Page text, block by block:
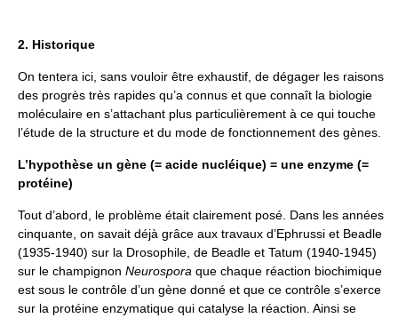
2. Historique
On tentera ici, sans vouloir être exhaustif, de dégager les raisons
des progrès très rapides qu’a connus et que connaît la biologie
moléculaire en s’attachant plus particulièrement à ce qui touche
l’étude de la structure et du mode de fonctionnement des gènes.
L’hypothèse un gène (= acide nucléique) = une enzyme (=
protéine)
Tout d’abord, le problème était clairement posé. Dans les années
cinquante, on savait déjà grâce aux travaux d’Ephrussi et Beadle
(1935-1940) sur la Drosophile, de Beadle et Tatum (1940-1945)
sur le champignon Neurospora que chaque réaction biochimique
est sous le contrôle d’un gène donné et que ce contrôle s’exerce
sur la protéine enzymatique qui catalyse la réaction. Ainsi se